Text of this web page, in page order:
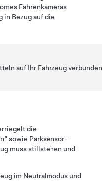
Fahrenkameras
in Bezug auf die
auf Ihr Fahrzeug verbunden
die
sowie Parksensor-
muss stillstehen und
im Neutralmodus und